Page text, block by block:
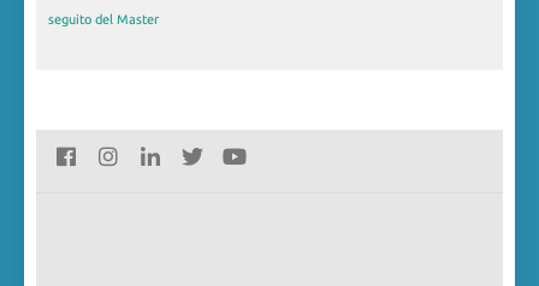
seguito del Master
2019